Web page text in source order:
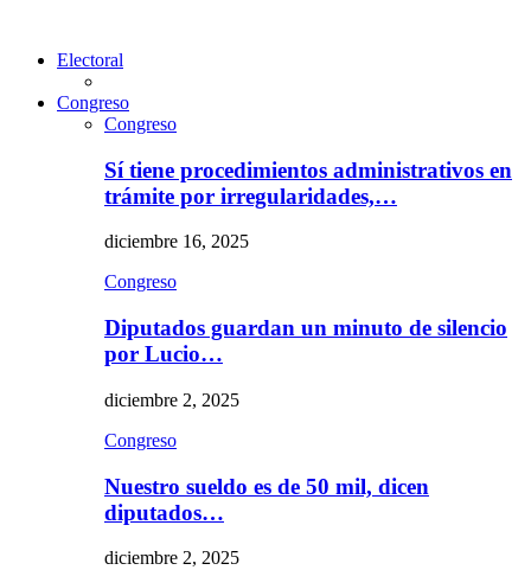
Electoral
Congreso
Congreso
Sí tiene procedimientos administrativos en
trámite por irregularidades,…
diciembre 16, 2025
Congreso
Diputados guardan un minuto de silencio
por Lucio…
diciembre 2, 2025
Congreso
Nuestro sueldo es de 50 mil, dicen
diputados…
diciembre 2, 2025